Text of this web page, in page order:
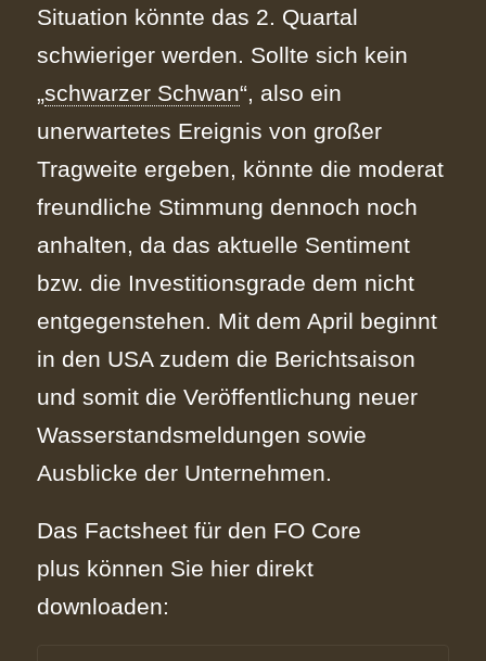
Situation könnte das 2. Quartal
schwieriger werden. Sollte sich kein
„schwarzer Schwan“, also ein
unerwartetes Ereignis von großer
Tragweite ergeben, könnte die moderat
freundliche Stimmung dennoch noch
anhalten, da das aktuelle Sentiment
bzw. die Investitionsgrade dem nicht
entgegenstehen. Mit dem April beginnt
in den USA zudem die Berichtsaison
und somit die Veröffentlichung neuer
Wasserstandsmeldungen sowie
Ausblicke der Unternehmen.
Das Factsheet für den FO Core
plus können Sie hier direkt
downloaden: